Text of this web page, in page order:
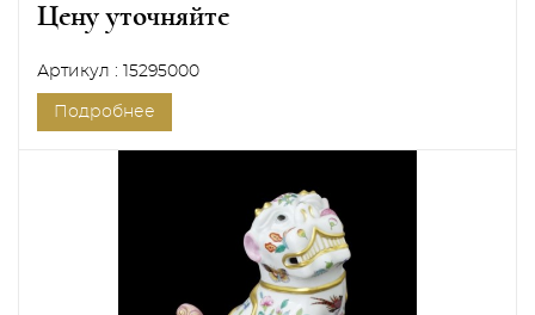
Цену уточняйте
Артикул : 15295000
Подробнее